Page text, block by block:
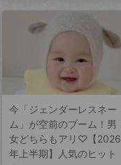
今「ジェンダーレスネー
ム」が空前のブーム！男
女どちらもアリ♡【2026
年上半期】人気のヒット